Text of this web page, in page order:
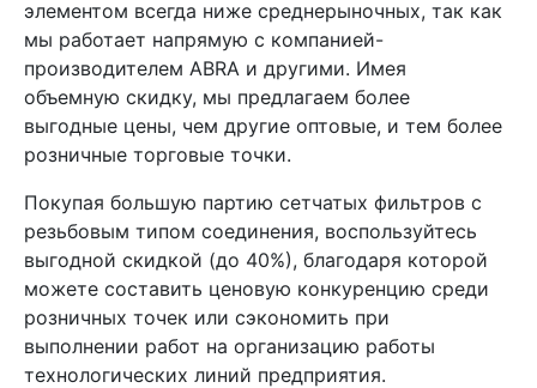
элементом всегда ниже среднерыночных, так как
мы работает напрямую с компанией-
производителем ABRA и другими. Имея
объемную скидку, мы предлагаем более
выгодные цены, чем другие оптовые, и тем более
розничные торговые точки.
Покупая большую партию сетчатых фильтров с
резьбовым типом соединения, воспользуйтесь
выгодной скидкой (до 40%), благодаря которой
можете составить ценовую конкуренцию среди
розничных точек или сэкономить при
выполнении работ на организацию работы
технологических линий предприятия.